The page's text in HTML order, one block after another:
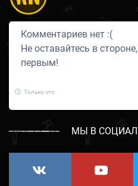
Комментариев нет :(
Не оставайтесь в
первым!
Только что
МЫ В